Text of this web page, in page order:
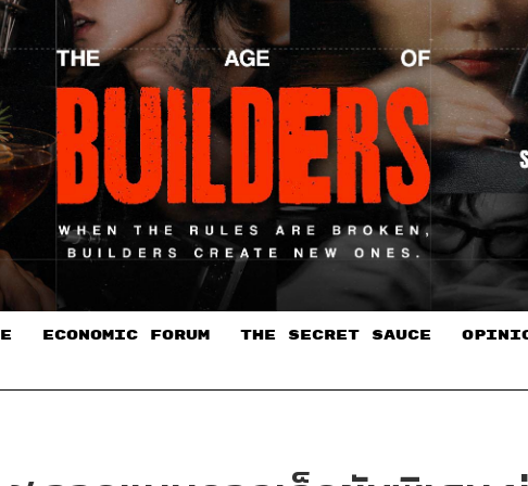
ECONOMIC FORUM THE SECRET SAUCE​